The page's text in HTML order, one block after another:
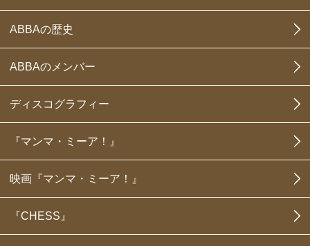
ABBAの歴史
ABBAのメンバー
ディスコグラフィー
『マンマ・ミーア！』
映画『マンマ・ミーア！』
『CHESS』